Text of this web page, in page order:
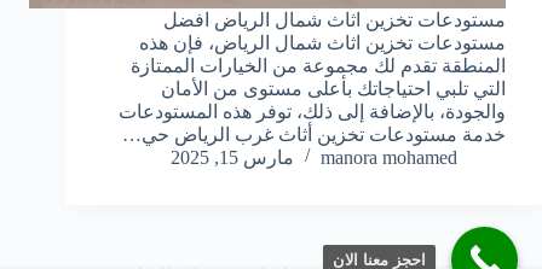
مستودعات تخزين اثاث شمال الرياض افضل
مستودعات تخزين اثاث شمال الرياض، فإن هذه
المنطقة تقدم لك مجموعة من الخيارات الممتازة
التي تلبي احتياجاتك بأعلى مستوى من الأمان
والجودة، بالإضافة إلى ذلك، توفر هذه المستودعات
خدمة مستودعات تخزين أثاث غرب الرياض حي…
manora mohamed
مارس 15, 2025
احجز معنا الان